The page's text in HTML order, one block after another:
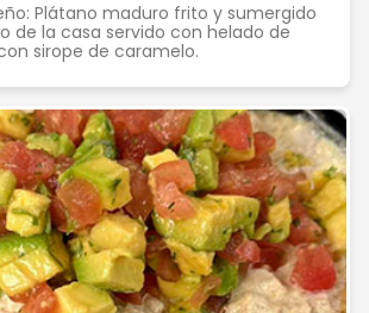
Plátano maduro frito y sumergido
de la casa servido con helado de
sirope de caramelo.